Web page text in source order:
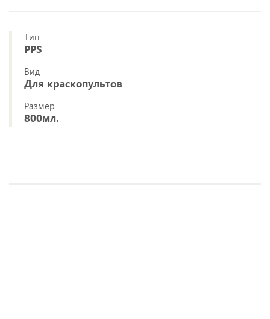
Тип
PPS
Вид
Для краскопультов
Размер
800мл.